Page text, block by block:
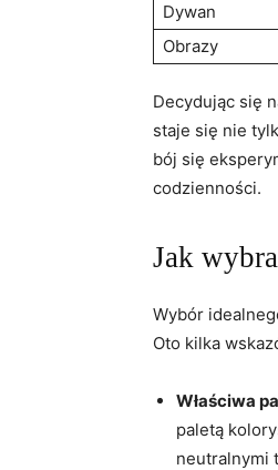
Dywan
Obrazy
Decydując się
staje się nie
bój się
codzienności.
Jak
Wybór
Oto kilka
Właściwa
paletą
neutralnymi